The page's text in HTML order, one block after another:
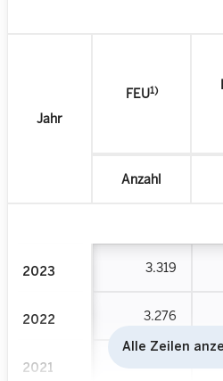
Jahr
FEU1)
Anzahl
2023 3.319
2022 3.276
2021
Alle Zeilen